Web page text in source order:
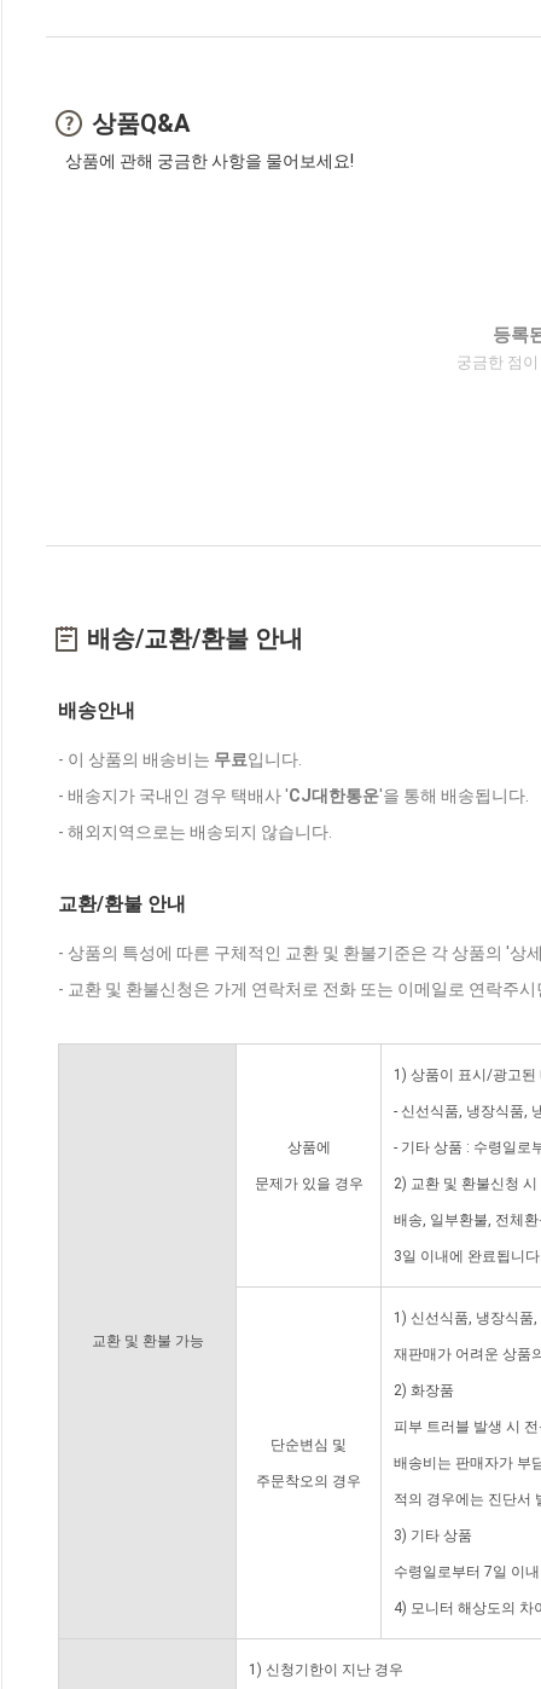
상품Q&A
상품에 관해 궁금한 사항을 물어보세요!
등록
궁금한 점
배송/교환/환불 안내
배송안내
- 이 상품의 배송비는 무료입니다.
- 배송지가 국내인 경우 택배사 'CJ대한통운'을 통해 배송됩니다.
- 해외지역으로는 배송되지 않습니다.
교환/환불 안내
- 상품의 특성에 따른 구체적인 교환 및 환불기준은 각 상품의 '상
- 교환 및 환불신청은 가게 연락처로 전화 또는 이메일로 연락주
교환 및 환불 가능
상품에
문제가 있을 경우
1) 상품이 표시/광고된
- 신선식품, 냉장식품,
- 기타 상품 : 수령일로
2) 교환 및 환불신청
배송, 일부환불, 전체
3일 이내에 완료됩니
단순변심 및
주문착오의 경우
1) 신선식품, 냉장식품
재판매가 어려운 상품
2) 화장품
피부 트러블 발생 시
배송비는 판매자가 부
적의 경우에는 진단서
3) 기타 상품
수령일로부터 7일 이
4) 모니터 해상도의 차
1) 신청기한이 지난 경우